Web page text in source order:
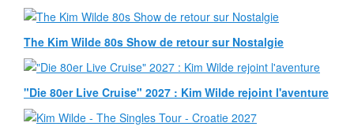
The Kim Wilde 80s Show de retour sur Nostalgie
"Die 80er Live Cruise" 2027 : Kim Wilde rejoint l'aventure